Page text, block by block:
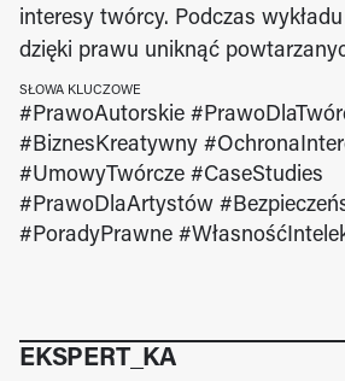
interesy twórcy. Podczas
dzięki prawu uniknąć
SŁOWA KLUCZOWE
#PrawoAutorskie
#BiznesKreatywny
#UmowyTwórcze #CaseStudies
#PrawoDlaArtystów
#PoradyPrawne
EKSPERT_KA